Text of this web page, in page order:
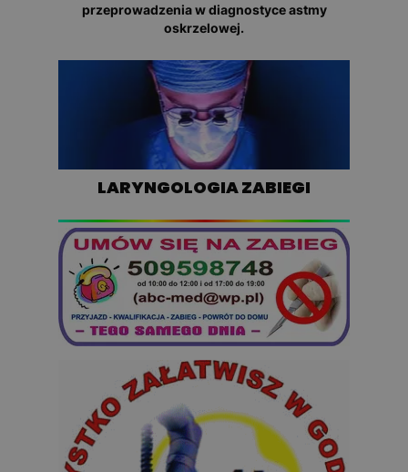
przeprowadzenia w diagnostyce astmy
oskrzelowej.
LARYNGOLOGIA ZABIEGI